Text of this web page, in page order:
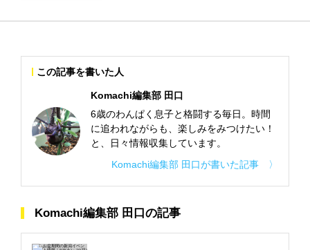
この記事を書いた人
Komachi編集部 田口
6歳のわんぱく息子と格闘する毎日。時間
に追われながらも、楽しみをみつけたい！
と、日々情報収集しています。
Komachi編集部 田口が書いた記事 〉
Komachi編集部 田口の記事